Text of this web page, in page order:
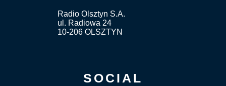
Radio Olsztyn S.A.
ul. Radiowa 24
10-206 OLSZTYN
SOCIAL